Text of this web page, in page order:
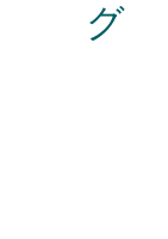
グ